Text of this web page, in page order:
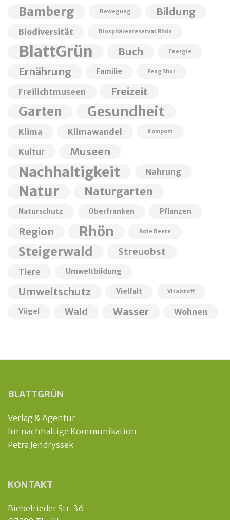
Bamberg Bewegung Bildung
Biodiversität Biosphärenreservat Rhön
BlattGrün Buch Energie
Ernährung Familie Feng Shui
Freilichtmuseen Freizeit
Garten Gesundheit
Klima Klimawandel Kompost
Kultur Museen
Nachhaltigkeit Nahrung
Natur Naturgarten
Naturschutz Oberfranken Pflanzen
Region Rhön Rote Beete
Steigerwald Streuobst
Tiere Umweltbildung
Umweltschutz Vielfalt Vitalstoff
Vögel Wald Wasser Wohnen
BLATTGRÜN
Verlag & Agentur
für nachhaltige Kommunikation
Petra Jendryssek
KONTAKT
Biebelrieder Str. 36